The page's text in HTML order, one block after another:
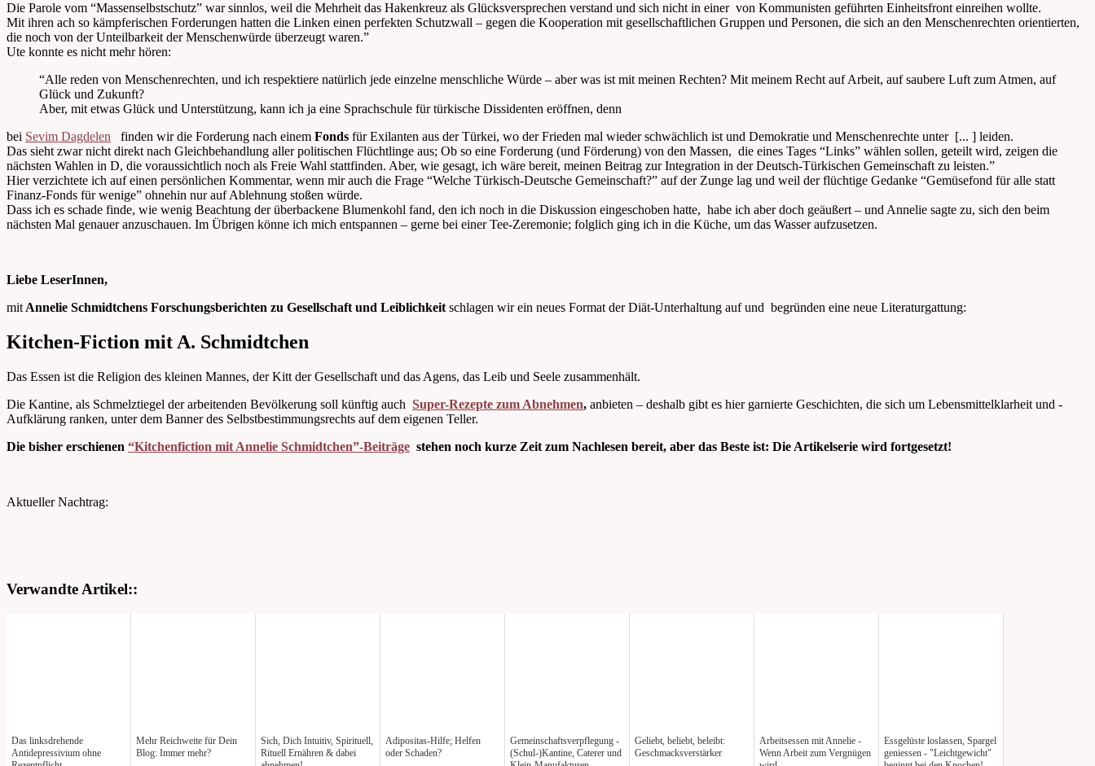
Die Parole vom “Massenselbstschutz” war sinnlos, weil die Mehrheit das Hakenkreuz als Glücksversprechen verstand und sich nicht in einer von Kommunisten geführten Einheitsfront einreihen wollte.
Mit ihren ach so kämpferischen Forderungen hatten die Linken einen perfekten Schutzwall – gegen die Kooperation mit gesellschaftlichen Gruppen und Personen, die sich an den Menschenrechten orientierten,
die noch von der Unteilbarkeit der Menschenwürde überzeugt waren.”
Ute konnte es nicht mehr hören:
“Alle reden von Menschenrechten, und ich respektiere natürlich jede einzelne menschliche Würde – aber was ist mit meinen Rechten? Mit meinem Recht auf Arbeit, auf saubere Luft zum Atmen, auf
Glück und Zukunft?
Aber, mit etwas Glück und Unterstützung, kann ich ja eine Sprachschule für türkische Dissidenten eröffnen, denn
bei Sevim Dagdelen finden wir die Forderung nach einem Fonds für Exilanten aus der Türkei, wo der Frieden mal wieder schwächlich ist und Demokratie und Menschenrechte unter [... ] leiden.
Das sieht zwar nicht direkt nach Gleichbehandlung aller politischen Flüchtlinge aus; Ob so eine Forderung (und Förderung) von den Massen, die eines Tages “Links” wählen sollen, geteilt wird, zeigen die
nächsten Wahlen in D, die voraussichtlich noch als Freie Wahl stattfinden. Aber, wie gesagt, ich wäre bereit, meinen Beitrag zur Integration in der Deutsch-Türkischen Gemeinschaft zu leisten.”
Hier verzichtete ich auf einen persönlichen Kommentar, wenn mir auch die Frage “Welche Türkisch-Deutsche Gemeinschaft?” auf der Zunge lag und weil der flüchtige Gedanke “Gemüsefond für alle statt
Finanz-Fonds für wenige” ohnehin nur auf Ablehnung stoßen würde.
Dass ich es schade finde, wie wenig Beachtung der überbackene Blumenkohl fand, den ich noch in die Diskussion eingeschoben hatte, habe ich aber doch geäußert – und Annelie sagte zu, sich den beim
nächsten Mal genauer anzuschauen. Im Übrigen könne ich mich entspannen – gerne bei einer Tee-Zeremonie; folglich ging ich in die Küche, um das Wasser aufzusetzen.
Liebe LeserInnen,
mitAnnelie Schmidtchens Forschungsberichten zu Gesellschaft und Leiblichkeitschlagen wir ein neues Format der Diät-Unterhaltung auf und begründen eine neue Literaturgattung:
Kitchen-Fiction mit A. Schmidtchen
Das Essen ist die Religion des kleinen Mannes, der Kitt der Gesellschaft und das Agens, das Leib und Seele zusammenhält.
Die Kantine, als Schmelztiegel der arbeitenden Bevölkerung soll künftig auch Super-Rezepte zum Abnehmen, anbieten – deshalb gibt es hier garnierte Geschichten, die sich um Lebensmittelklarheit und -
Aufklärung ranken, unter dem Banner des Selbstbestimmungsrechts auf dem eigenen Teller.
Die bisher erschienen “Kitchenfiction mit Annelie Schmidtchen”-Beiträge stehen noch kurze Zeit zum Nachlesen bereit, aber das Beste ist: Die Artikelserie wird fortgesetzt!
Aktueller Nachtrag:
Verwandte Artikel::
Das linksdrehende
Antidepressivium ohne
Mehr Reichweite für Dein
Blog: Immer mehr?
Sich, Dich Intuitiv, Spirituell,
Rituell Ernähren & dabei
Adipositas-Hilfe; Helfen
oder Schaden?
Gemeinschaftsverpflegung -
(Schul-)Kantine, Caterer und
Geliebt, beliebt, beleibt:
Geschmacksverstärker
Arbeitsessen mit Annelie -
Wenn Arbeit zum Vergnügen
Essgelüste loslassen, Spargel
geniessen - "Leichtgewicht"